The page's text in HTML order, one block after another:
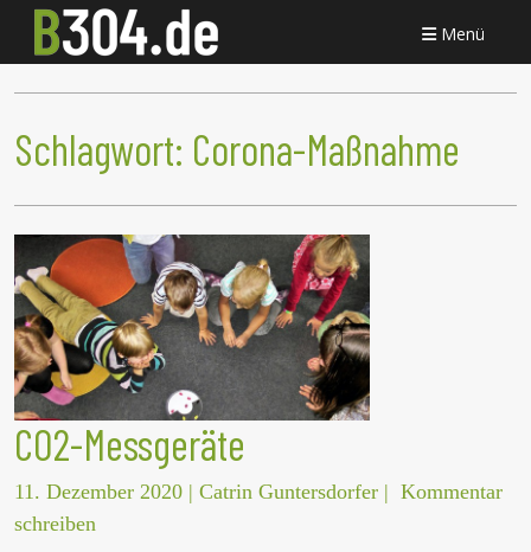
Menü
Schlagwort: Corona-Maßnahme
CO2-Messgeräte
11. Dezember 2020 | Catrin Guntersdorfer | Kommentar
schreiben